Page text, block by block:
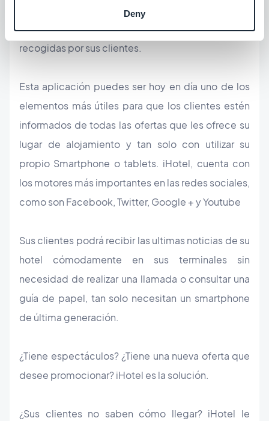
Deny
sus instalaciones, publicando horarios, cartas de
menús, shows, excursiones y publicar imágenes
recogidas por sus clientes.
Esta aplicación puedes ser hoy en día uno de los
elementos más útiles para que los clientes estén
informados de todas las ofertas que les ofrece su
lugar de alojamiento y tan solo con utilizar su
propio Smartphone o tablets. iHotel, cuenta con
los motores más importantes en las redes sociales,
como son Facebook, Twitter, Google + y Youtube
Sus clientes podrá recibir las ultimas noticias de su
hotel cómodamente en sus terminales sin
necesidad de realizar una llamada o consultar una
guía de papel, tan solo necesitan un smartphone
de última generación.
¿Tiene espectáculos? ¿Tiene una nueva oferta que
desee promocionar? iHotel es la solución.
¿Sus clientes no saben cómo llegar? iHotel le